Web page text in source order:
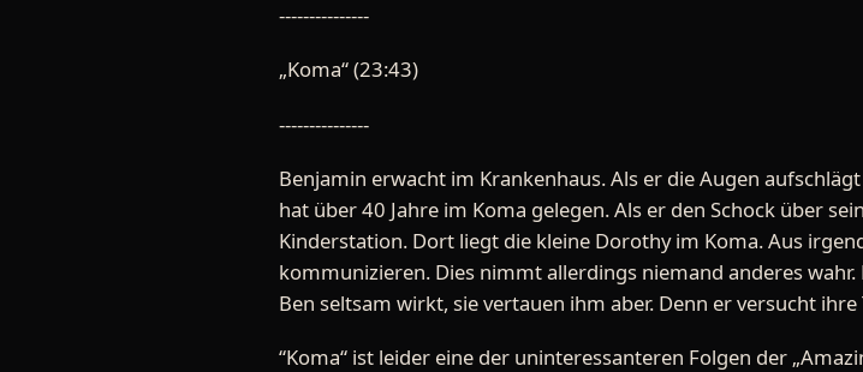
---------------
„Koma“ (23:43)
---------------
Benjamin erwacht im Krankenhaus. Als er die Augen
hat über 40 Jahre im Koma gelegen. Als er den Schock über
Kinderstation. Dort liegt die kleine Dorothy im Koma. Aus
kommunizieren. Dies nimmt allerdings niemand anderes
Ben seltsam wirkt, sie vertauen ihm aber. Denn er versucht
“Koma“ ist leider eine der uninteressanteren Folgen der